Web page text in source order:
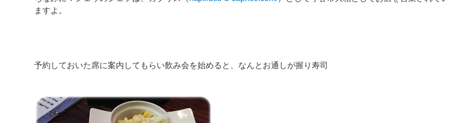
ますよ。
予約しておいた席に案内してもらい飲み会を始めると、なんとお通しが握り寿司